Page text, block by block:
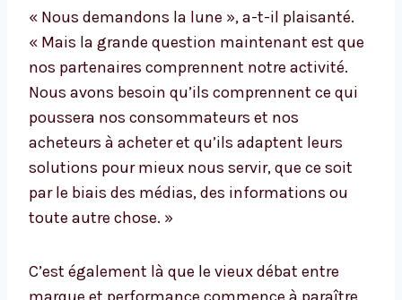
« Nous demandons la lune », a-t-il plaisanté.
« Mais la grande question maintenant est que
nos partenaires comprennent notre activité.
Nous avons besoin qu’ils comprennent ce qui
poussera nos consommateurs et nos
acheteurs à acheter et qu’ils adaptent leurs
solutions pour mieux nous servir, que ce soit
par le biais des médias, des informations ou
toute autre chose. »
C’est également là que le vieux débat entre